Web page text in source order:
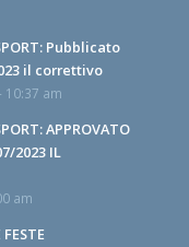
Pubblicato
il correttivo
10:37 am
APPROVATO
2023 IL
am